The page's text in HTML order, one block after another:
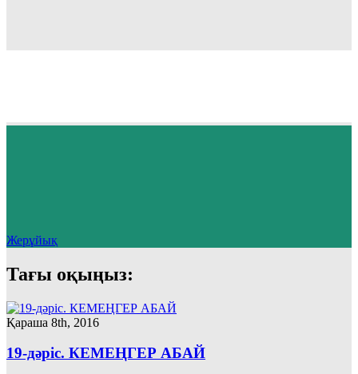
Жерұйық
Тағы оқыңыз:
Қараша 8th, 2016
19-дәріс. КЕМЕҢГЕР АБАЙ